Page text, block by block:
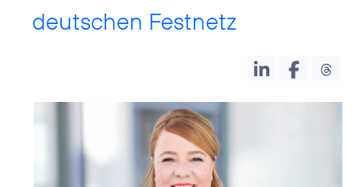
deutschen Festnetz